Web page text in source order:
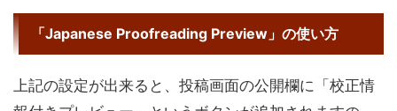
「Japanese Proofreading Preview」の使い方
上記の設定が出来ると、投稿画面の公開欄に「校正情